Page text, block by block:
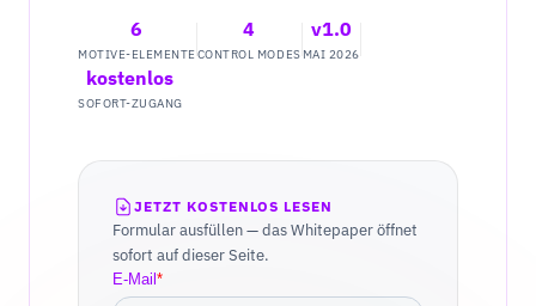
6
MOTIVE-ELEMENTE
4
CONTROL MODES
v1.0
MAI 2026
kostenlos
SOFORT-ZUGANG
JETZT KOSTENLOS LESEN
Formular ausfüllen — das Whitepaper öffnet
sofort auf dieser Seite.